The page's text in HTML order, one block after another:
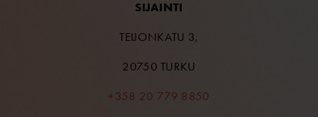
SIJAINTI
TEIJONKATU 3,
20750 TURKU
+358 20 779 8850